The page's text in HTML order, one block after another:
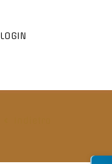
LOGIN